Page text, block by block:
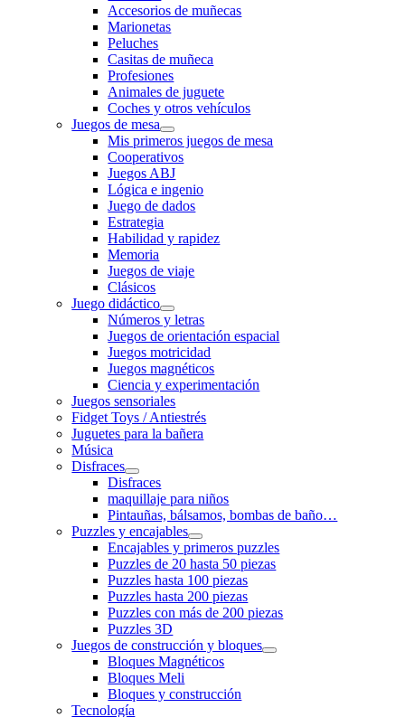
Accesorios de muñecas
Marionetas
Peluches
Casitas de muñeca
Profesiones
Animales de juguete
Coches y otros vehículos
Juegos de mesa
Mis primeros juegos de mesa
Cooperativos
Juegos ABJ
Lógica e ingenio
Juego de dados
Estrategia
Habilidad y rapidez
Memoria
Juegos de viaje
Clásicos
Juego didáctico
Números y letras
Juegos de orientación espacial
Juegos motricidad
Juegos magnéticos
Ciencia y experimentación
Juegos sensoriales
Fidget Toys / Antiestrés
Juguetes para la bañera
Música
Disfraces
Disfraces
maquillaje para niños
Pintauñas, bálsamos, bombas de baño…
Puzzles y encajables
Encajables y primeros puzzles
Puzzles de 20 hasta 50 piezas
Puzzles hasta 100 piezas
Puzzles hasta 200 piezas
Puzzles con más de 200 piezas
Puzzles 3D
Juegos de construcción y bloques
Bloques Magnéticos
Bloques Meli
Bloques y construcción
Tecnología